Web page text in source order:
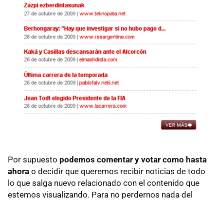
Por supuesto podemos comentar y votar como hasta
ahora o decidir que queremos recibir noticias de todo
lo que salga nuevo relacionado con el contenido que
estemos visualizando. Para no perdernos nada del